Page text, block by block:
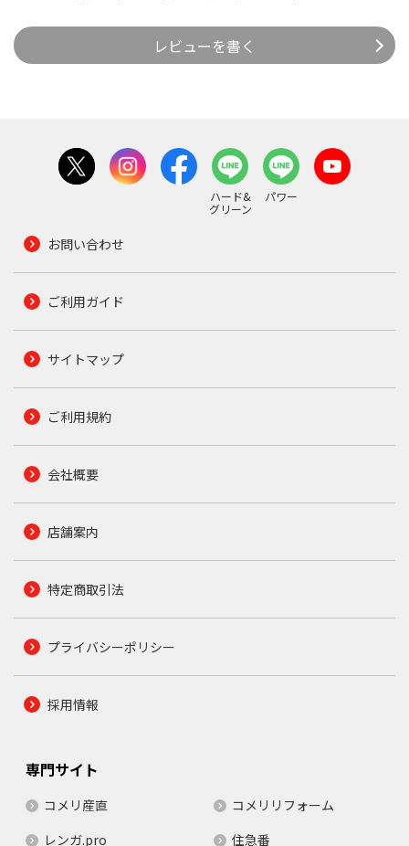
レビューを書く
ハード&
グリーン
パワー
お問い合わせ
ご利用ガイド
サイトマップ
ご利用規約
会社概要
店舗案内
特定商取引法
プライバシーポリシー
採用情報
専門サイト
コメリ産直
コメリリフォーム
レンガ.pro
住急番